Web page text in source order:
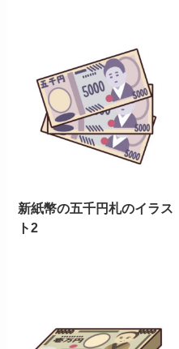
新紙幣の五千円札のイラス
ト2